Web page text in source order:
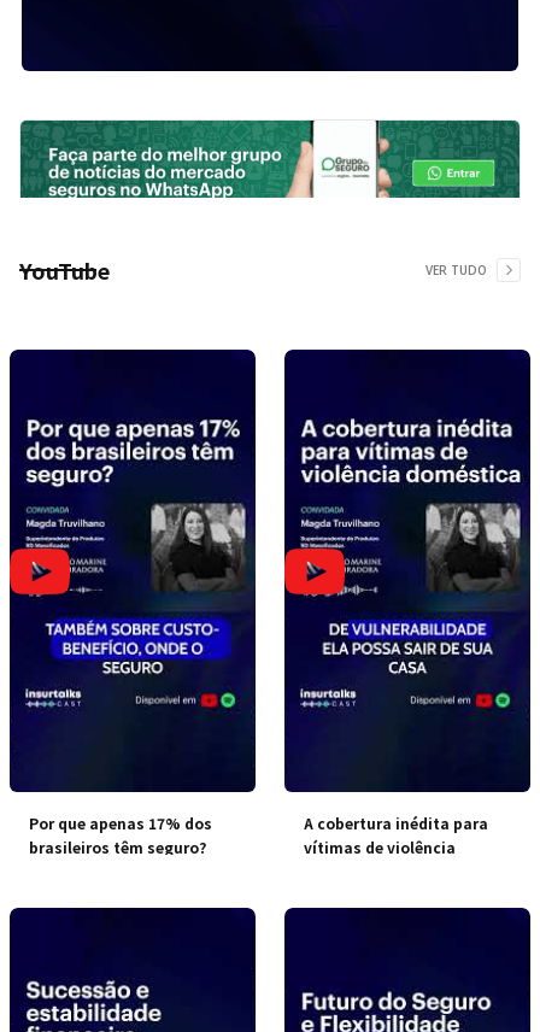
YouTube VER TUDO
Por que apenas 17% dos
brasileiros têm seguro?
A cobertura inédita para
vítimas de violência